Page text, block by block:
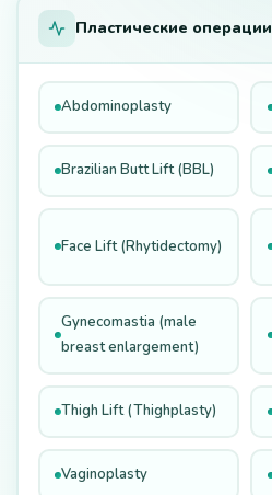
Пластические операции
Abdominoplasty
Brazilian Butt Lift (BBL)
Face Lift (Rhytidectomy)
Gynecomastia (male
breast enlargement)
Thigh Lift (Thighplasty)
Vaginoplasty